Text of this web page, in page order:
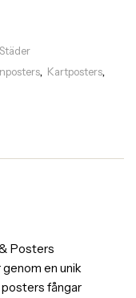
, Kartposters,
Posters
en unik
fångar